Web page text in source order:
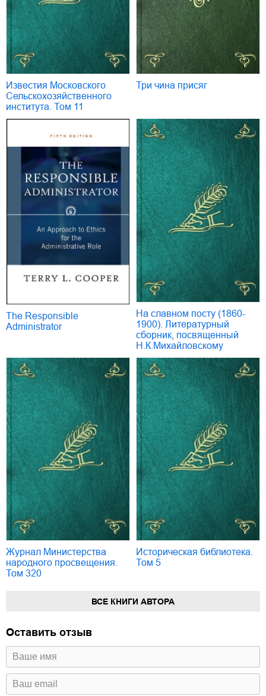
Известия Московского
Сельскохозяйственного
института. Том 11
Три чина присяг
The Responsible
Administrator
На славном посту (1860-
1900). Литературный
сборник, посвященный
Н.К.Михайловскому
Журнал Министерства
народного просвещения.
Том 320
Историческая библиотека.
Том 5
ВСЕ КНИГИ АВТОРА
Оставить отзыв